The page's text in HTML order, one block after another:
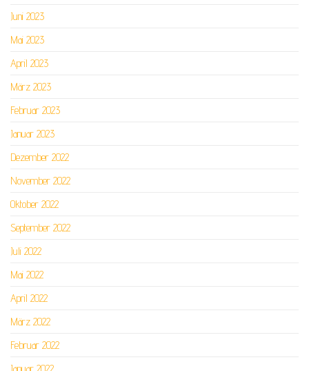
Juni 2023
Mai 2023
April 2023
März 2023
Februar 2023
Januar 2023
Dezember 2022
November 2022
Oktober 2022
September 2022
Juli 2022
Mai 2022
April 2022
März 2022
Februar 2022
Januar 2022